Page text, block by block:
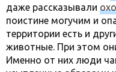
даже рассказывали
поистине могучим и
территории есть и
животные. При этом
Именно от них люди